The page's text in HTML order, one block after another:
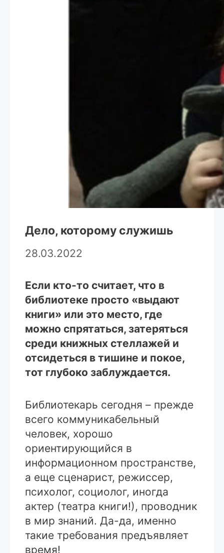
Дело, которому служишь
28.03.2022
Если кто-то считает, что в
библиотеке просто «выдают
книги» или это место, где
можно спрятаться, затеряться
среди книжных стеллажей и
отсидеться в тишине и покое,
тот глубоко заблуждается.
Библиотекарь сегодня – прежде
всего коммуникабельный
человек, хорошо
ориентирующийся в
информационном пространстве,
а еще сценарист, режиссер,
психолог, социолог, иногда
актер (театра книги!), проводник
в мир знаний. Да-да, именно
такие требования предъявляет
время!